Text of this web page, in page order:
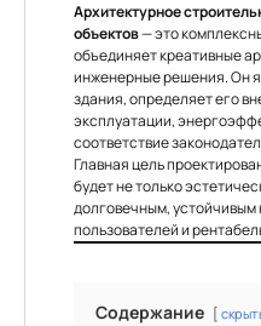
Архитектурное
объектов— это
объединяет креативные
инженерные решения. Он
здания, определяет его
эксплуатации,
соответствие
Главная цель
будет не только
долговечным, устойчивым
пользователей и
Содержание